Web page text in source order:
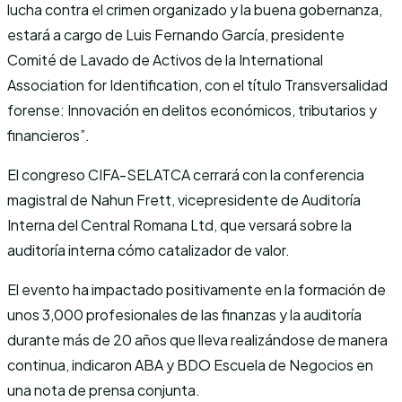
lucha contra el crimen organizado y la buena gobernanza,
estará a cargo de Luis Fernando García, presidente
Comité de Lavado de Activos de la International
Association for Identification, con el título Transversalidad
forense: Innovación en delitos económicos, tributarios y
financieros”.
El congreso CIFA-SELATCA cerrará con la conferencia
magistral de Nahun Frett, vicepresidente de Auditoría
Interna del Central Romana Ltd, que versará sobre la
auditoría interna cómo catalizador de valor.
El evento ha impactado positivamente en la formación de
unos 3,000 profesionales de las finanzas y la auditoría
durante más de 20 años que lleva realizándose de manera
continua, indicaron ABA y BDO Escuela de Negocios en
una nota de prensa conjunta.